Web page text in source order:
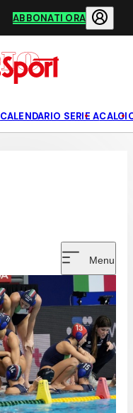
ABBONATI ORA
CALENDARIO SERIE A
Menu